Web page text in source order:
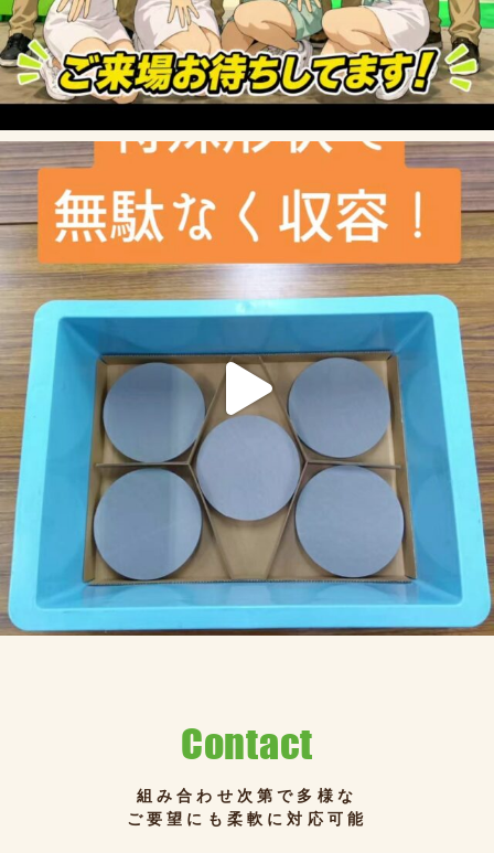
Contact
組み合わせ次第で多様な
ご要望にも柔軟に対応可能